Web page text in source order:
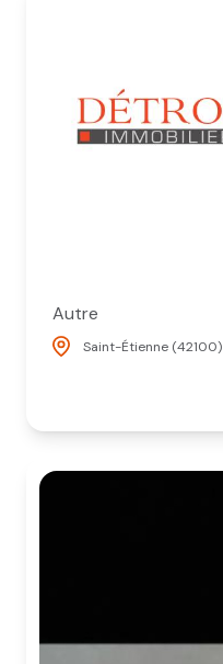
Autre
Saint-Étienne (42100)